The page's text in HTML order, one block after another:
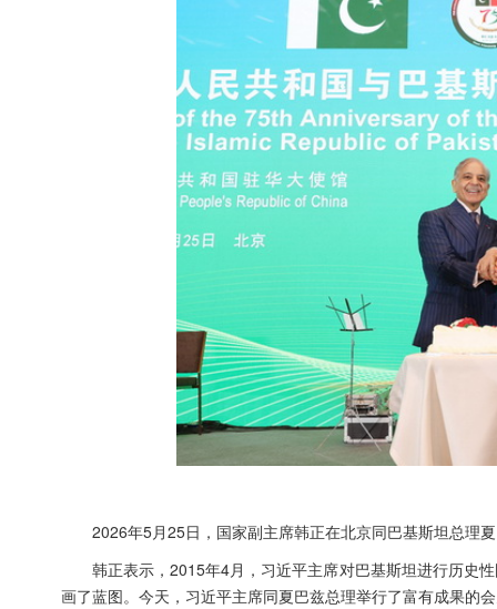
2026年5月25日，国家副主席韩正在北京同巴基斯坦总理
韩正表示，2015年4月，习近平主席对巴基斯坦进行历史
画了蓝图。今天，习近平主席同夏巴兹总理举行了富有成果的